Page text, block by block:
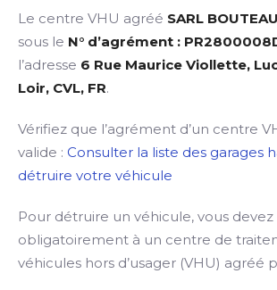
Le centre VHU agréé SARL BOUTEAU
sous le N° d’agrément :
l’adresse 6 Rue Maurice Viollette,
Loir, CVL, FR.
Vérifiez que l’agrément d’un centre
valide : Consulter la liste des garages
détruire votre véhicule
Pour détruire un véhicule, vous
obligatoirement à un centre de
véhicules hors d’usager (VHU) agréé